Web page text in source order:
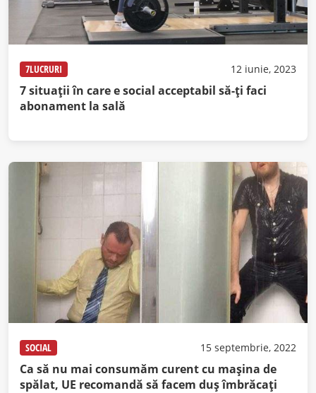
7LUCRURI 12 iunie, 2023
7 situații în care e social acceptabil să-ți faci
abonament la sală
SOCIAL 15 septembrie, 2022
Ca să nu mai consumăm curent cu maşina de
spălat, UE recomandă să facem duş îmbrăcaţi